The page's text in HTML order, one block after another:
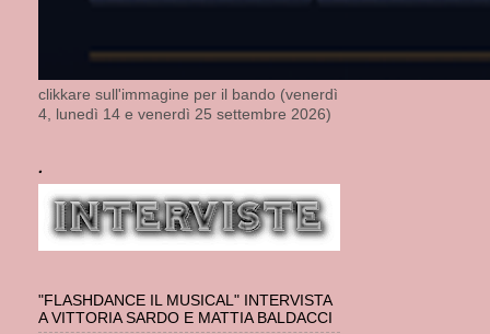
clikkare sull'immagine per il bando (venerdì
4, lunedì 14 e venerdì 25 settembre 2026)
.
"FLASHDANCE IL MUSICAL" INTERVISTA
A VITTORIA SARDO E MATTIA BALDACCI